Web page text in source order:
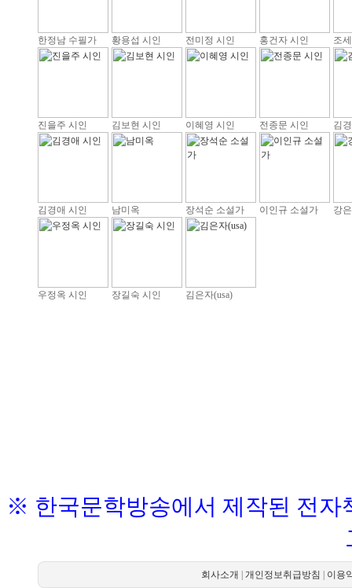
한정남 수필가 황용섭 시인 전미정 시인 홍건자 시인 조
진을주 시인 김보현 시인 이혜영 시인 전종문 시인 김
김경애 시인 남미옥 장석순 소설가 이인규 소설가 강
우정옥 시인 장길숙 시인 김은자(usa)
※ 한국문학방송에서 제작된 전자
회사소개 개인정보취급방침 이용